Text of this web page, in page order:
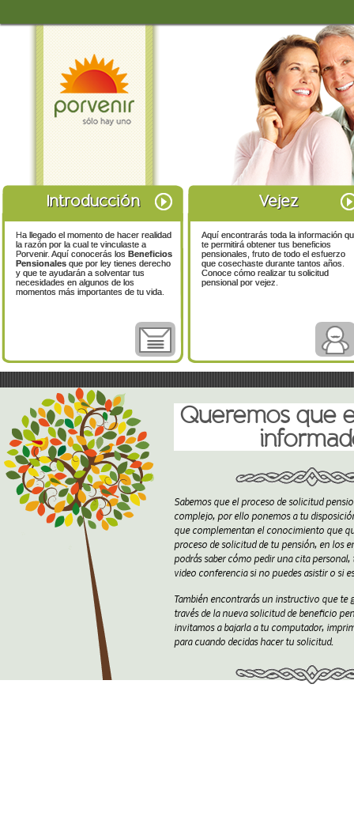
Introducción
Ha llegado el momento de hacer realidad
la razón por la cual te vinculaste a
Porvenir. Aquí conocerás los Beneficios
Pensionales que por ley tienes derecho
y que te ayudarán a solventar tus
necesidades en algunos de los
momentos más importantes de tu vida.
Vejez
Aquí encontrarás toda la información
te permitirá obtener tus beneficios
pensionales, fruto de todo el esfuerzo
que cosechaste durante tantos años.
Conoce cómo realizar tu solicitud
pensional por vejez.
Queremos que
Sabemos que el proceso de solicitud
complejo, por ello ponemos a tu
que complementan el conocimiento que
proceso de solicitud de tu pensión, en los
podrás saber cómo pedir una cita
video conferencia si no puedes asistir o si
También encontrarás un instructivo que te
través de la nueva solicitud de beneficio
invitamos a bajarla a tu computador,
para cuando decidas hacer tu solicitud.